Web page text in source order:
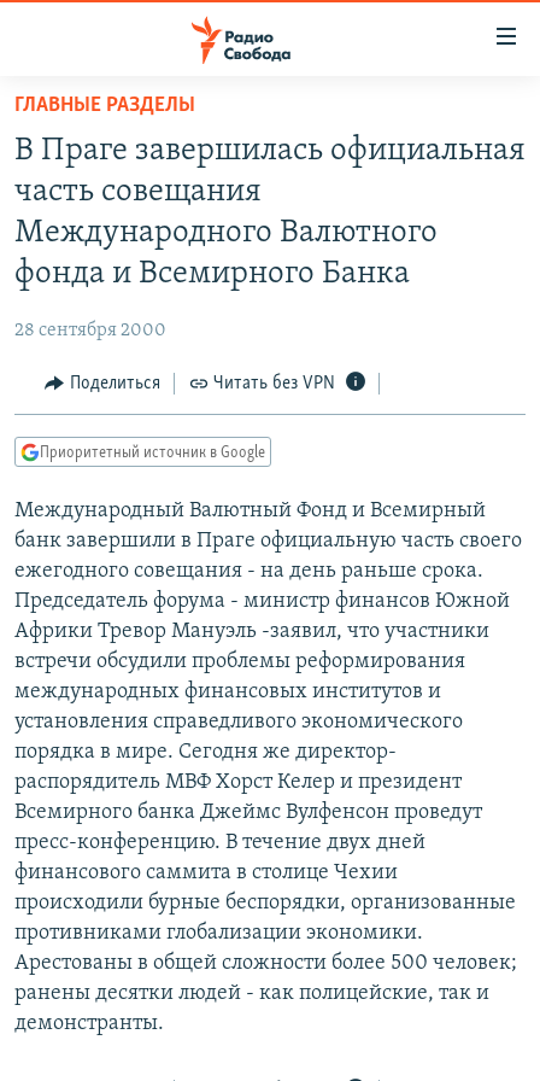
упрощенного
доступа
основному
содержанию
Вернутся
навигации
Вернутся
ПОДКАСТЫ
АВТОРСКИЕ ПРОЕКТЫ
ЦИТАТЫ СВОБОДЫ
КУЛЬТУРА
IDEL.РЕАЛИИ
КАВКАЗ.РЕАЛИИ
СИБИРЬ.РЕАЛИИ
РАСПИСАНИЕ ВЕЩАНИЯ
ПОДПИШИТЕСЬ НА РАССЫЛКУ
СОЦИАЛЬНЫЕ СЕТИ
Все сайты РСЕ/РС
ГЛАВНЫЕ РАЗДЕЛЫ
В Праге завершилась официальная
часть совещания
Международного Валютного
фонда и Всемирного Банка
28 сентября 2000
Поделиться Читать без VPN
Приоритетный источник в Google
Международный Валютный Фонд и Всемирный
банк завершили в Праге официальную часть своего
ежегодного совещания - на день раньше срока.
Председатель форума - министр финансов Южной
Африки Тревор Мануэль -заявил, что участники
встречи обсудили проблемы реформирования
международных финансовых институтов и
установления справедливого экономического
порядка в мире. Сегодня же директор-
распорядитель МВФ Хорст Келер и президент
Всемирного банка Джеймс Вулфенсон проведут
пресс-конференцию. В течение двух дней
финансового саммита в столице Чехии
происходили бурные беспорядки, организованные
противниками глобализации экономики.
Арестованы в общей сложности более 500 человек;
ранены десятки людей - как полицейские, так и
демонстранты.